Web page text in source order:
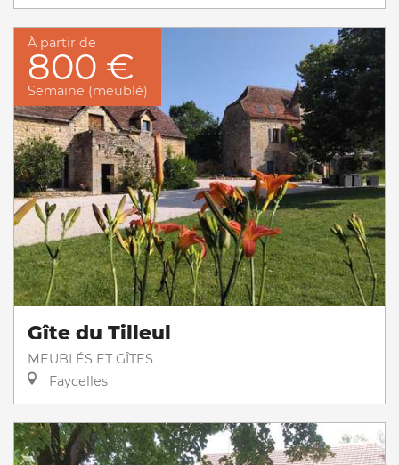
À partir de
800 €
Semaine (meublé)
Gîte du Tilleul
MEUBLÉS ET GÎTES
Faycelles